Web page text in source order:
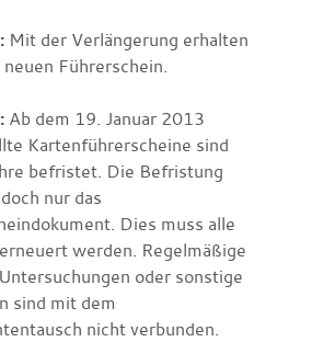
Mit der Verlängerung erhalten
neuen Führerschein.
Ab dem 19. Januar 2013
Kartenführerscheine sind
befristet. Die Befristung
nur das
Dies muss alle
werden. Regelmäßige
oder sonstige
sind mit dem
nicht verbunden.